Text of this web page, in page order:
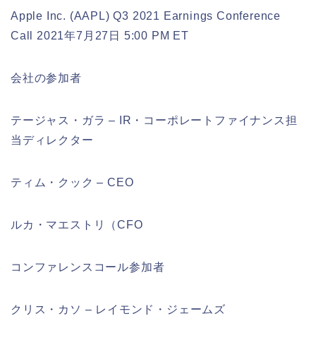
Apple Inc. (AAPL) Q3 2021 Earnings Conference
Call 2021年7月27日 5:00 PM ET
会社の参加者
テージャス・ガラ – IR・コーポレートファイナンス担
当ディレクター
ティム・クック – CEO
ルカ・マエストリ（CFO
コンファレンスコール参加者
クリス・カソ – レイモンド・ジェームズ